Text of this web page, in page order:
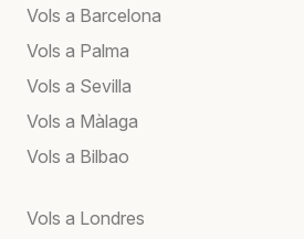
Vols a Barcelona
Vols a Palma
Vols a Sevilla
Vols a Màlaga
Vols a Bilbao
Vols a Londres